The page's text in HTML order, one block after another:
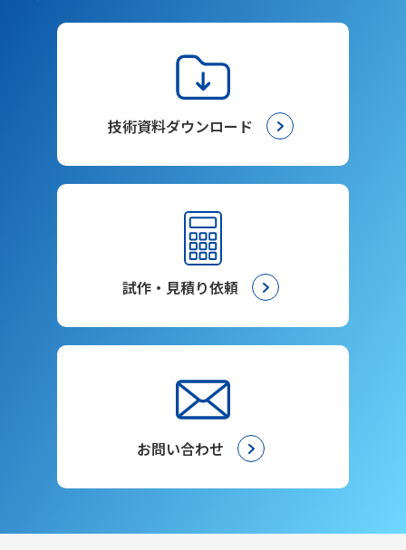
技術資料ダウンロード
試作・見積り依頼
お問い合わせ